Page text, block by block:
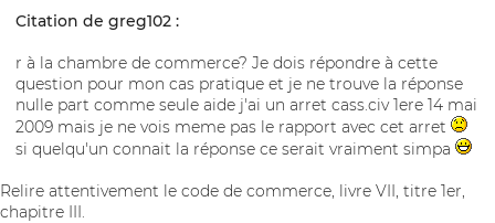
Citation de greg102 :
r à la chambre de commerce? Je dois répondre à cette
question pour mon cas pratique et je ne trouve la réponse
nulle part comme seule aide j'ai un arret cass.civ 1ere 14 mai
2009 mais je ne vois meme pas le rapport avec cet arret
si quelqu'un connait la réponse ce serait vraiment simpa
Relire attentivement le code de commerce, livre VII, titre 1er,
chapitre III.